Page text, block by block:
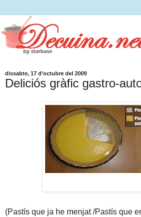
dissabte, 17 d’octubre del 2009
Deliciós gràfic gastro-
(Pastís que ja he menjat /Pastís que